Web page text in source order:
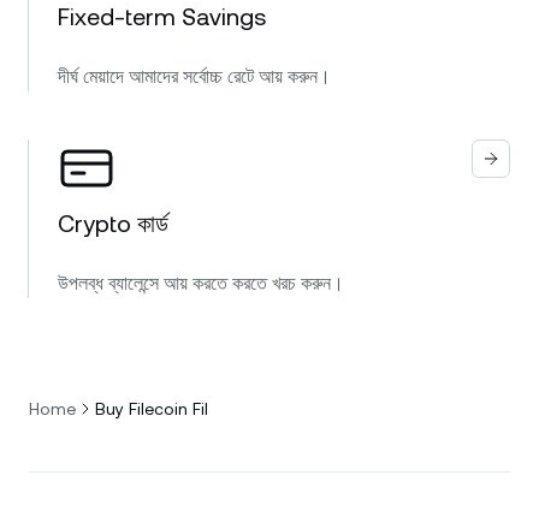
Fixed-term Savings
দীর্ঘ মেয়াদে আমাদের সর্বোচ্চ রেটে আয় করুন।
Crypto কার্ড
উপলব্ধ ব্যালেন্সে আয় করতে করতে খরচ করুন।
Home Buy Filecoin Fil